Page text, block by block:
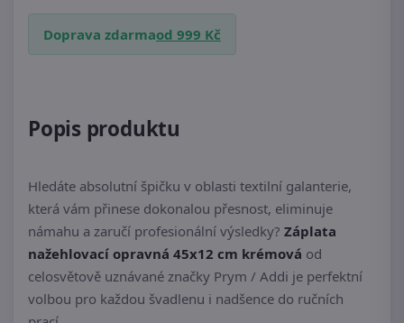
Doprava zdarmaod 999 Kč
Popis produktu
Hledáte absolutní špičku v oblasti textilní galanterie,
která vám přinese dokonalou přesnost, eliminuje
námahu a zaručí profesionální výsledky? Záplata
nažehlovací opravná 45x12 cm krémová od
celosvětově uznávané značky Prym / Addi je perfektní
volbou pro každou švadlenu i nadšence do ručních